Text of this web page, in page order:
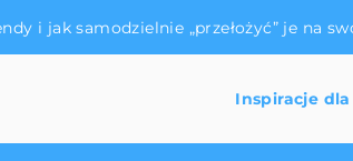
tatuażu?
Inspiracje